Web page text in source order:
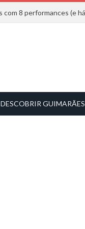
DESCOBRIR GUIMARÃES